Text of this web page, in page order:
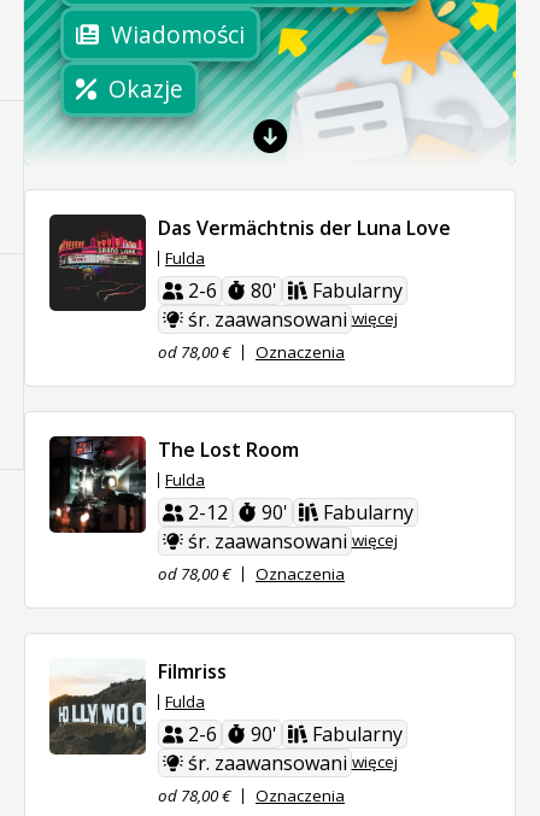
Wiadomości
Okazje
Das Vermächtnis der Luna Love
Fulda
2-6 80'
Fabularny
śr. zaawansowani więcej
od 78,00 €
Oznaczenia
The Lost Room
Fulda
2-12 90'
Fabularny
śr. zaawansowani więcej
od 78,00 €
Oznaczenia
Filmriss
Fulda
2-6 90'
Fabularny
śr. zaawansowani więcej
od 78,00 €
Oznaczenia